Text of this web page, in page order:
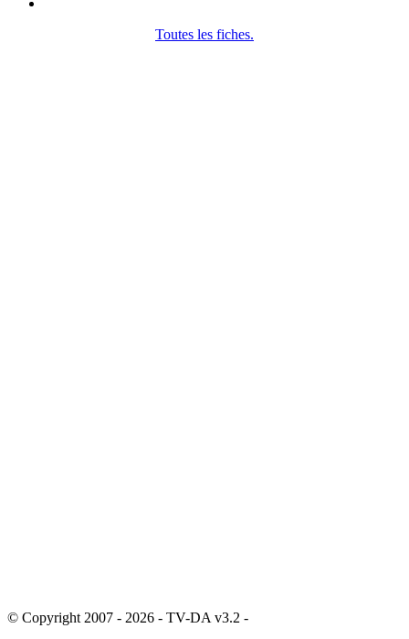
Toutes les fiches.
© Copyright 2007 - 2026 - TV-DA v3.2 -